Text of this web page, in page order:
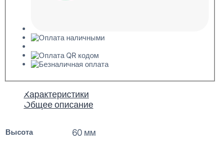
Характеристики
Общее описание
Высота 60 мм